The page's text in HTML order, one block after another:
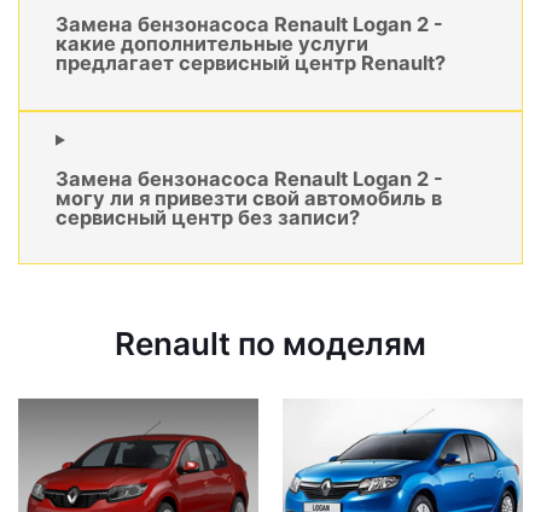
Замена бензонасоса Renault Logan 2 -
какие дополнительные услуги
предлагает сервисный центр Renault?
Замена бензонасоса Renault Logan 2 -
могу ли я привезти свой автомобиль в
сервисный центр без записи?
Renault по моделям